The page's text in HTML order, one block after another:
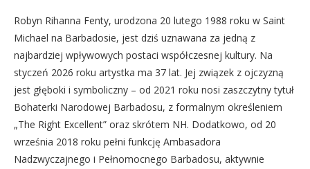
Robyn Rihanna Fenty, urodzona 20 lutego 1988 roku w Saint
Michael na Barbadosie, jest dziś uznawana za jedną z
najbardziej wpływowych postaci współczesnej kultury. Na
styczeń 2026 roku artystka ma 37 lat. Jej związek z ojczyzną
jest głęboki i symboliczny – od 2021 roku nosi zaszczytny tytuł
Bohaterki Narodowej Barbadosu, z formalnym określeniem
„The Right Excellent” oraz skrótem NH. Dodatkowo, od 20
września 2018 roku pełni funkcję Ambasadora
Nadzwyczajnego i Pełnomocnego Barbadosu, aktywnie